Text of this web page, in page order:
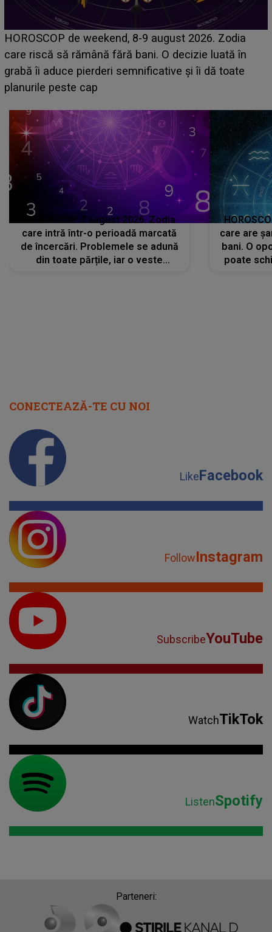
Emanuel a ținut ACEST DETALIU ASCUNS până
acum! În fața Alexandrei, concurentul din Casa Iubirii
face o MĂRTURISIRE NEAȘTEPTATĂ despre mama
sa: "I-am spus și ei în față, eu nu te iubesc pentru
HOROSCOP 7 august 2026. Zodia
care intră într-o perioadă marcată
de încercări. Problemele se adună
din toate părțile, iar o veste
care are
bani. O
poate
CONECTEAZĂ-TE CU NOI
LikeFacebook
FollowInstagram
SubscribeYouTube
WatchTikTok
ListenSpotify
Parteneri: